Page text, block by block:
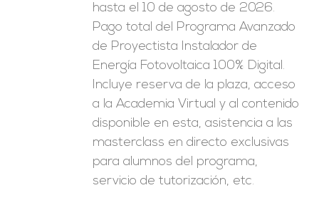
1.250,00€.625,00€.
hasta el 10 de agosto de 2026.
Pago total del Programa Avanzado
de Proyectista Instalador de
Energía Fotovoltaica 100% Digital.
Incluye reserva de la plaza, acceso
a la Academia Virtual y al contenido
disponible en esta, asistencia a las
masterclass en directo exclusivas
para alumnos del programa,
servicio de tutorización, etc.